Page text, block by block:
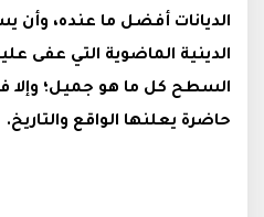
الديانات أفضل ما عنده، وأن
الدينية الماضوية التي عفى
السطح كل ما هو جميل؛ وإلا
حاضرة يعلنها الواقع والتاريخ.